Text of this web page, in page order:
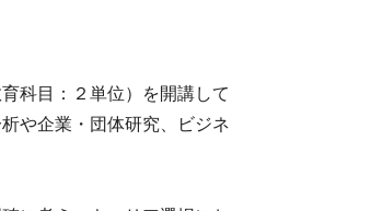
科目：２単位）を開講して
や企業・団体研究、ビジネ